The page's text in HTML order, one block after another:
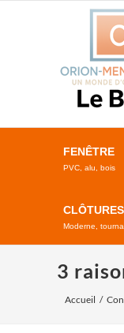
FENÊTRE
PVC, alu, bois
CLÔTURES
Moderne,
3
Accueil